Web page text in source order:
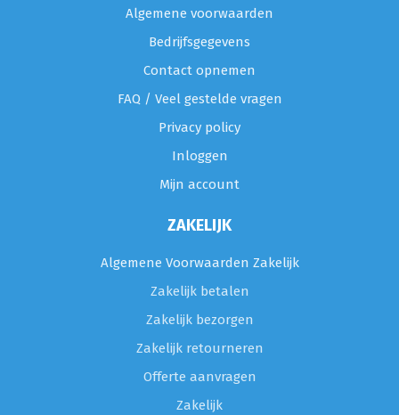
Algemene voorwaarden
Bedrijfsgegevens
Contact opnemen
FAQ / Veel gestelde vragen
Privacy policy
Inloggen
Mijn account
ZAKELIJK
Algemene Voorwaarden Zakelijk
Zakelijk betalen
Zakelijk bezorgen
Zakelijk retourneren
Offerte aanvragen
Zakelijk